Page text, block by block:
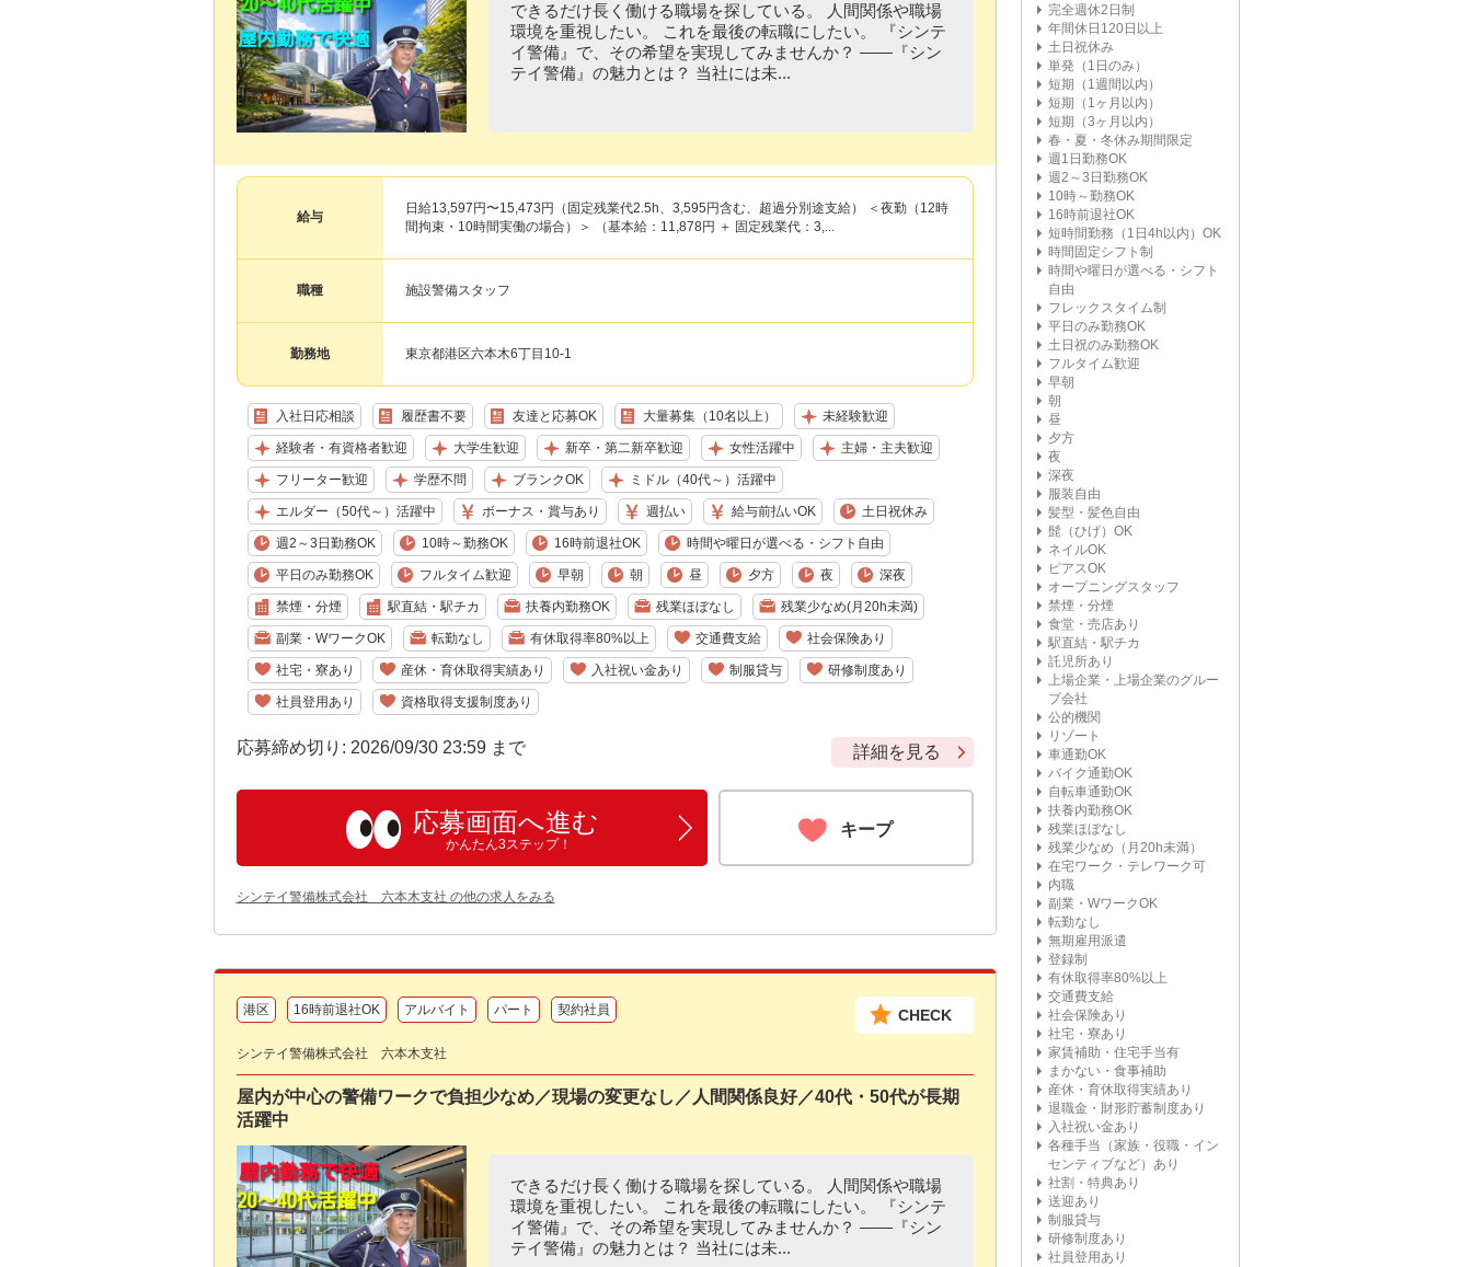
できるだけ長く働ける職場を探している。 人間関係や職場
環境を重視したい。 これを最後の転職にしたい。 『シンテ
イ警備』で、その希望を実現してみませんか？ ――『シン
テイ警備』の魅力とは？ 当社には未...
給与
日給13,597円〜15,473円（固定残業代2.5h、3,595円含む、超過分別途支給） ＜夜勤（12時
間拘束・10時間実働の場合）＞ （基本給：11,878円 ＋ 固定残業代：3,...
職種 施設警備スタッフ
勤務地 東京都港区六本木6丁目10-1
入社日応相談 履歴書不要 友達と応募OK 大量募集（10名以上） 未経験歓迎
経験者・有資格者歓迎 大学生歓迎 新卒・第二新卒歓迎 女性活躍中 主婦・主夫歓迎
フリーター歓迎 学歴不問 ブランクOK ミドル（40代～）活躍中
エルダー（50代～）活躍中 ボーナス・賞与あり 週払い 給与前払いOK 土日祝休み
週2～3日勤務OK 10時～勤務OK 16時前退社OK 時間や曜日が選べる・シフト自由
平日のみ勤務OK フルタイム歓迎 早朝 朝 昼 夕方 夜 深夜
禁煙・分煙 駅直結・駅チカ 扶養内勤務OK 残業ほぼなし 残業少なめ(月20h未満)
副業・WワークOK 転勤なし 有休取得率80%以上 交通費支給 社会保険あり
社宅・寮あり 産休・育休取得実績あり 入社祝い金あり 制服貸与 研修制度あり
社員登用あり 資格取得支援制度あり
応募締め切り: 2026/09/30 23:59 まで 詳細を見る
応募画面へ進む
かんたん3ステップ！
キープ
シンテイ警備株式会社 六本木支社 の他の求人をみる
港区 16時前退社OK アルバイト パート 契約社員 CHECK
シンテイ警備株式会社 六本木支社
屋内が中心の警備ワークで負担少なめ／現場の変更なし／人間関係良好／40代・50代が長期
活躍中
できるだけ長く働ける職場を探している。 人間関係や職場
環境を重視したい。 これを最後の転職にしたい。 『シンテ
イ警備』で、その希望を実現してみませんか？ ――『シン
テイ警備』の魅力とは？ 当社には未...
完全週休2日制
年間休日120日以上
土日祝休み
単発（1日のみ）
短期（1週間以内）
短期（1ヶ月以内）
短期（3ヶ月以内）
春・夏・冬休み期間限定
週1日勤務OK
週2～3日勤務OK
10時～勤務OK
16時前退社OK
短時間勤務（1日4h以内）OK
時間固定シフト制
時間や曜日が選べる・シフト
自由
フレックスタイム制
平日のみ勤務OK
土日祝のみ勤務OK
フルタイム歓迎
早朝
朝
昼
夕方
夜
深夜
服装自由
髪型・髪色自由
髭（ひげ）OK
ネイルOK
ピアスOK
オープニングスタッフ
禁煙・分煙
食堂・売店あり
駅直結・駅チカ
託児所あり
上場企業・上場企業のグルー
プ会社
公的機関
リゾート
車通勤OK
バイク通勤OK
自転車通勤OK
扶養内勤務OK
残業ほぼなし
残業少なめ（月20h未満）
在宅ワーク・テレワーク可
内職
副業・WワークOK
転勤なし
無期雇用派遣
登録制
有休取得率80%以上
交通費支給
社会保険あり
社宅・寮あり
家賃補助・住宅手当有
まかない・食事補助
産休・育休取得実績あり
退職金・財形貯蓄制度あり
入社祝い金あり
各種手当（家族・役職・イン
センティブなど）あり
社割・特典あり
送迎あり
制服貸与
研修制度あり
社員登用あり